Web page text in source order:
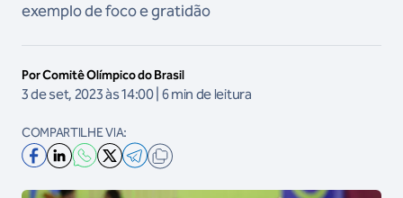
exemplo de foco e gratidão
Por Comitê Olímpico do Brasil
3 de set, 2023 às 14:00 | 6 min de leitura
COMPARTILHE VIA: